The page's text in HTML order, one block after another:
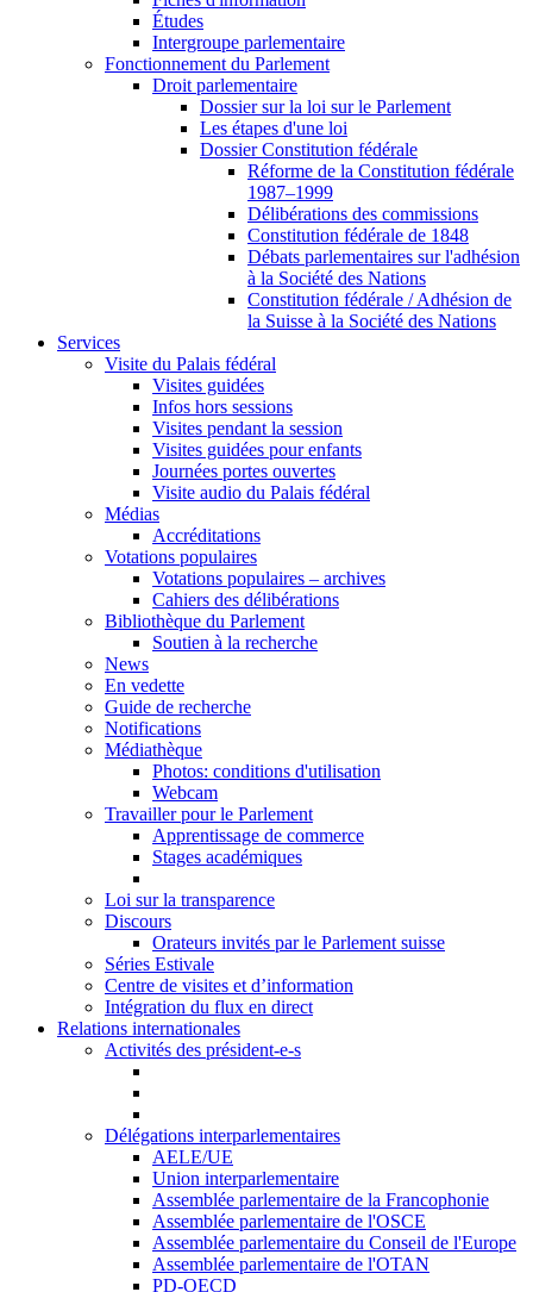
Études
Intergroupe parlementaire
Fonctionnement du Parlement
Droit parlementaire
Dossier sur la loi sur le Parlement
Les étapes d'une loi
Dossier Constitution fédérale
Réforme de la Constitution fédérale
1987–1999
Délibérations des commissions
Constitution fédérale de 1848
Débats parlementaires sur l'adhésion
à la Société des Nations
Constitution fédérale / Adhésion de
la Suisse à la Société des Nations
Services
Visite du Palais fédéral
Visites guidées
Infos hors sessions
Visites pendant la session
Visites guidées pour enfants
Journées portes ouvertes
Visite audio du Palais fédéral
Médias
Accréditations
Votations populaires
Votations populaires – archives
Cahiers des délibérations
Bibliothèque du Parlement
Soutien à la recherche
News
En vedette
Guide de recherche
Notifications
Médiathèque
Photos: conditions d'utilisation
Webcam
Travailler pour le Parlement
Apprentissage de commerce
Stages académiques
Loi sur la transparence
Discours
Orateurs invités par le Parlement suisse
Séries Estivale
Centre de visites et d’information
Intégration du flux en direct
Relations internationales
Activités des président-e-s
Délégations interparlementaires
AELE/UE
Union interparlementaire
Assemblée parlementaire de la Francophonie
Assemblée parlementaire de l'OSCE
Assemblée parlementaire du Conseil de l'Europe
Assemblée parlementaire de l'OTAN
PD-OECD